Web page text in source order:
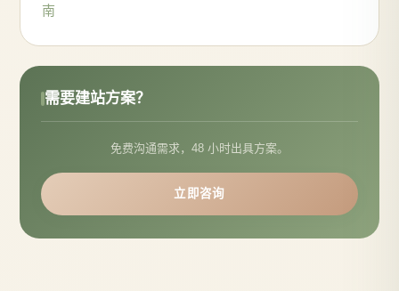
需要建站方案？
免费沟通需求，48 小时出具方案。
立即咨询